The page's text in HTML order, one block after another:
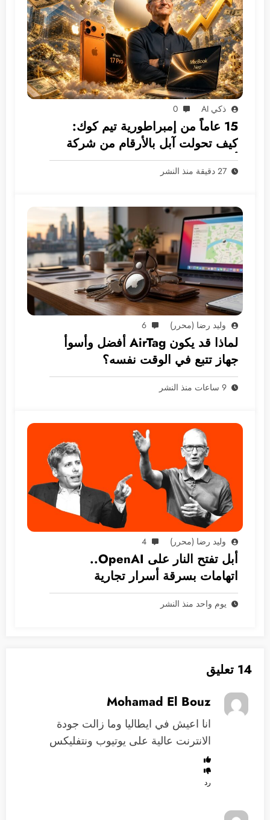
ذكي AI 0
15 عاماً من إمبراطورية تيم كوك:
كيف تحولت آبل بالأرقام من شركة
أجهزة إلى غول بـ 5 ترليونات دولار؟
27 دقيقة منذ النشر
وليد رضا (محرر) 6
لماذا قد يكون AirTag أفضل وأسوأ
جهاز تتبع في الوقت نفسه؟
9 ساعات منذ النشر
وليد رضا (محرر) 4
أبل تفتح النار على OpenAI..
اتهامات بسرقة أسرار تجارية
يوم واحد منذ النشر
14 تعليق
Mohamad El Bouz
انا اعيش في ايطاليا وما زالت جودة
الانترنت عالية على يوتيوب ونتفليكس
رد